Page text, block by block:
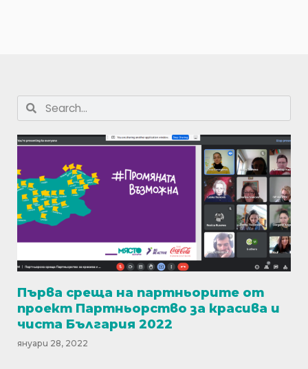
Първа среща на партньорите от
проект Партньорство за красива и
чиста България 2022
януари 28, 2022